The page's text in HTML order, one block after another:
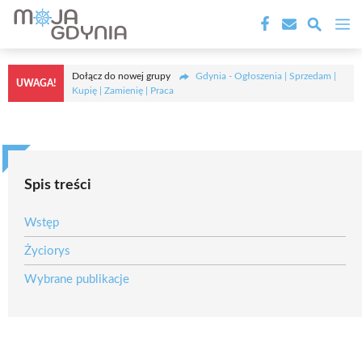
Przejdź
treści
UWAGA!
Dołącz do nowej grupy
Gdynia - Ogłoszenia | Sprzedam |
Kupię | Zamienię | Praca
Spis treści
Wstęp
Życiorys
Wybrane publikacje